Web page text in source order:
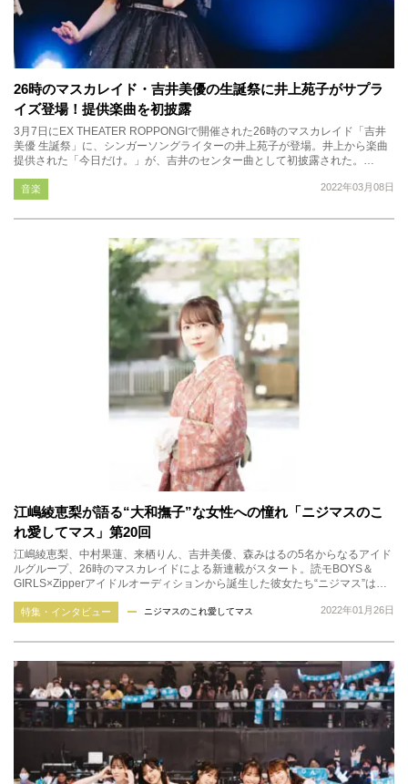
26時のマスカレイド・吉井美優の生誕祭に井上苑子がサプラ
イズ登場！提供楽曲を初披露
3月7日にEX THEATER ROPPONGIで開催された26時のマスカレイド「吉井
美優 生誕祭」に、シンガーソングライターの井上苑子が登場。井上から楽曲
提供された「今日だけ。」が、吉井のセンター曲として初披露された。…
2022年03月08日
音楽
江嶋綾恵梨が語る“大和撫子”な女性への憧れ「ニジマスのこ
れ愛してマス」第20回
江嶋綾恵梨、中村果蓮、来栖りん、吉井美優、森みはるの5名からなるアイド
ルグループ、26時のマスカレイドによる新連載がスタート。読モBOYS＆
GIRLS×Zipperアイドルオーディションから誕生した彼女たち“ニジマス”は…
2022年01月26日
特集・インタビュー ニジマスのこれ愛してマス